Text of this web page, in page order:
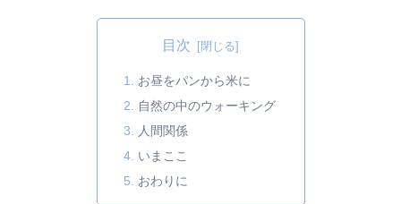
目次
お昼をパンから米に
自然の中のウォーキング
人間関係
いまここ
おわりに